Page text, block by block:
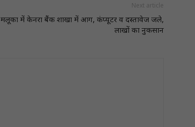
Next article
मलूका में केनरा बैंक शाखा में आग, कंप्यूटर व दस्तावेज जले,
लाखों का नुकसान